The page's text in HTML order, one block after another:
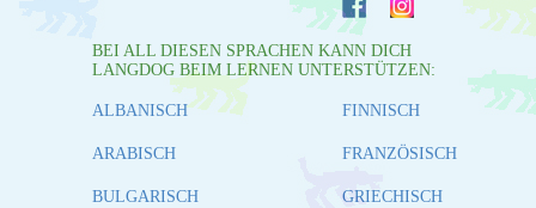
BEI ALL DIESEN SPRACHEN KANN DICH
LANGDOG BEIM LERNEN UNTERSTÜTZEN:
ALBANISCH
ARABISCH
BULGARISCH
FINNISCH
FRANZÖSISCH
GRIECHISCH